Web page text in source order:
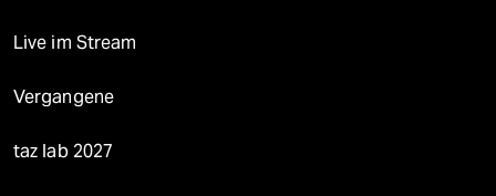
Live im Stream
Vergangene
taz lab 2027